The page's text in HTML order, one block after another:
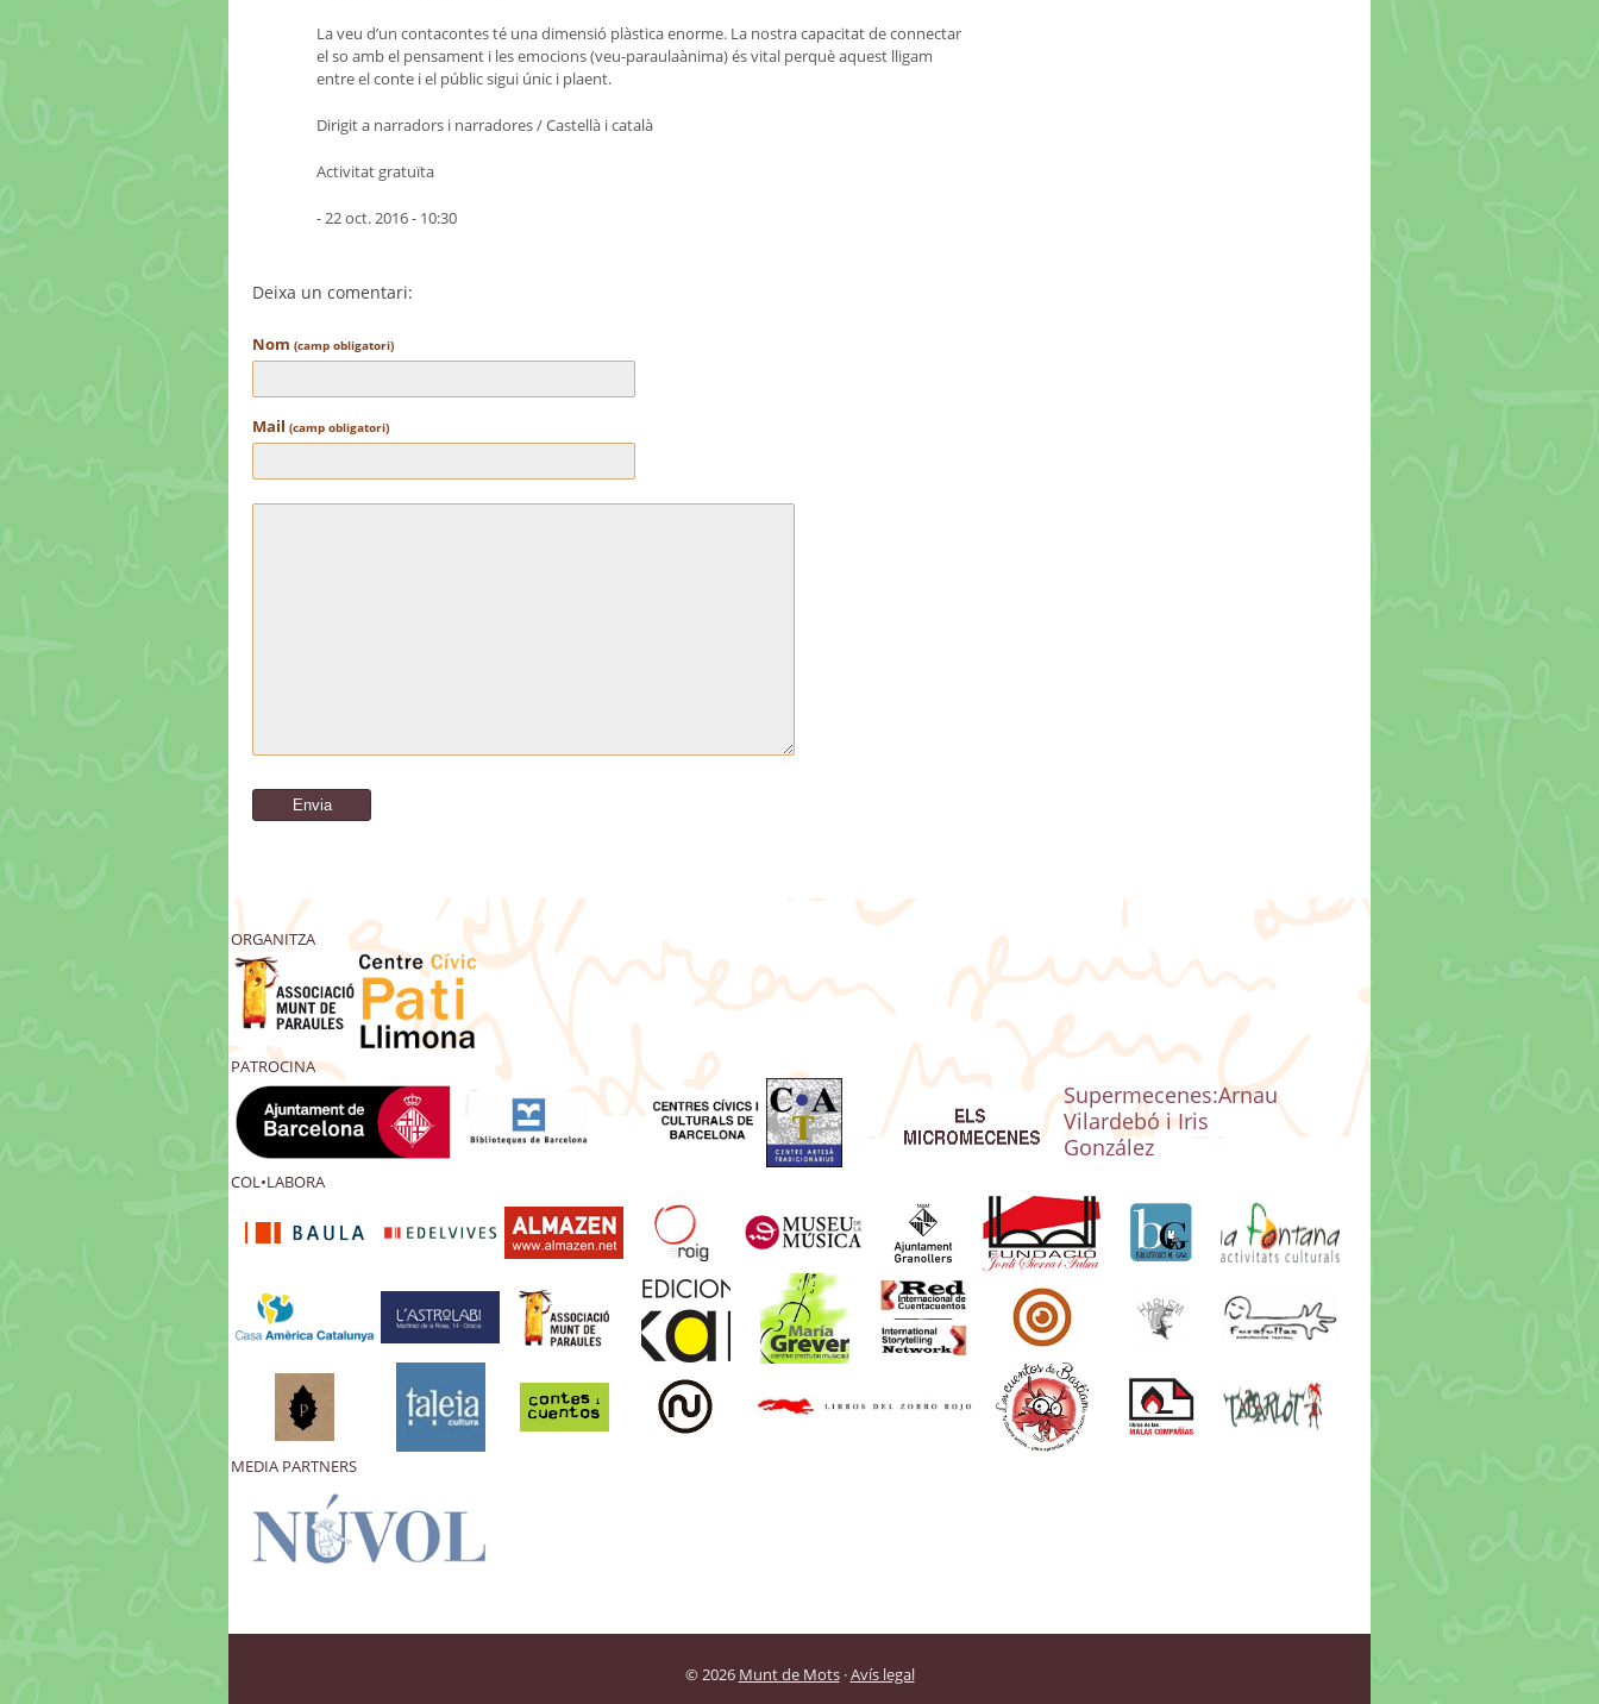
La veu d’un contacontes té una dimensió plàstica enorme. La nostra capacitat de connectar
el so amb el pensament i les emocions (veu-paraulaànima) és vital perquè aquest lligam
entre el conte i el públic sigui únic i plaent.
Dirigit a narradors i narradores / Castellà i català
Activitat gratuïta
- 22 oct. 2016 - 10:30
Deixa un comentari:
Nom (camp obligatori)
Mail (camp obligatori)
ORGANITZA
PATROCINA
Supermecenes:Arnau
Vilardebó i Iris
González
COL•LABORA
MEDIA PARTNERS
© 2026 Munt de Mots·Avís legal